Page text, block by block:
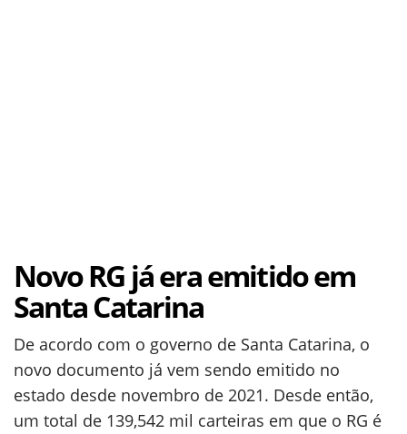
Novo RG já era emitido em
Santa Catarina
De acordo com o governo de Santa Catarina, o
novo documento já vem sendo emitido no
estado desde novembro de 2021. Desde então,
um total de 139,542 mil carteiras em que o RG é